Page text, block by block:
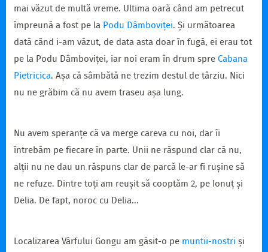
mai văzut de multă vreme. Ultima oară când am petrecut
împreună a fost pe la Podu Dâmboviței. Și următoarea
dată când i-am văzut, de data asta doar în fugă, ei erau tot
pe la Podu Dâmboviței, iar noi eram în drum spreCabana
Pietricica. Așa că sâmbătă ne trezim destul de târziu. Nici
nu ne grăbim că nu avem traseu așa lung.
Nu avem speranțe că va merge careva cu noi, dar îi
întrebăm pe fiecare în parte. Unii ne răspund clar că nu,
alții nu ne dau un răspuns clar de parcă le-ar fi rușine să
ne refuze. Dintre toți am reușit să cooptăm 2, pe Ionuț și
Delia. De fapt, noroc cu Delia...
Localizarea Vârfului Gongu am găsit-o pe muntii-nostri și